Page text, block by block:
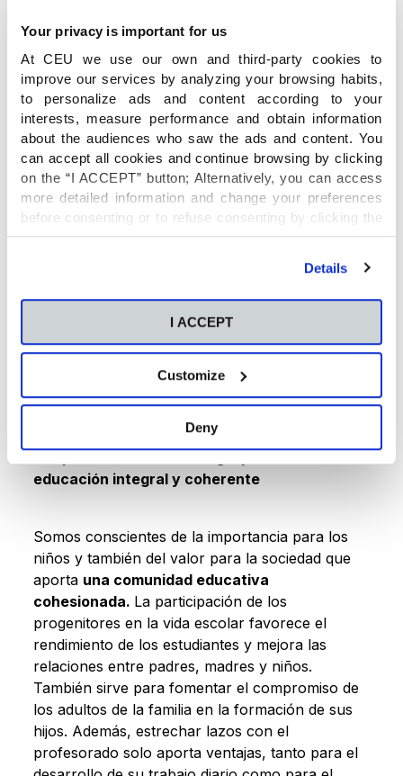
Your privacy is important for us
At CEU we use our own and third-party cookies to
improve our services by analyzing your browsing habits,
to personalize ads and content according to your
interests, measure performance and obtain information
about the audiences who saw the ads and content. You
can accept all cookies and continue browsing by clicking
on the “I ACCEPT” button; Alternatively, you can access
more detailed information and change your preferences
before consenting or to refuse consenting by clicking the
"Personalize" button. For more information you can visit
Details
I ACCEPT
Customize
Deny
Eucaristía del Miércoles de Ceniza.
Procesión y Eucaristía de domingo de
Ramos.
Día de los abuelos, para festejar junto a los
abuelos del alumnado de Infantil.
Festival de Navidad, para familias de
Educación Infantil.
Festival de Villancicos, para familias de
Primaria.
Día de la Familia, para todas las familias.
Muchas de estas actividades son propuestas y
Pastoral, integrado por un equipo de docentes
catequistas y los capellanes del Colegio, se
encargan sobre todo de la preparación de las
catequesis.
Cooperación familia-Colegio para una
educación integral y coherente
Somos conscientes de la importancia para los
niños y también del valor para la sociedad que
aporta una comunidad educativa
cohesionada. La participación de los
progenitores en la vida escolar favorece el
rendimiento de los estudiantes y mejora las
relaciones entre padres, madres y niños.
También sirve para fomentar el compromiso de
los adultos de la familia en la formación de sus
hijos. Además, estrechar lazos con el
profesorado solo aporta ventajas, tanto para el